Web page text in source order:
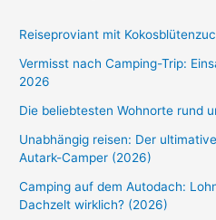
Reiseproviant mit
Vermisst nach Camping-Trip:
2026
Die beliebtesten Wohnorte rund
Unabhängig reisen: Der
Autark-Camper (2026)
Camping auf dem Autodach:
Dachzelt wirklich? (2026)